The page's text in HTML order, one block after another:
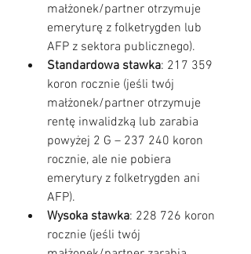
małżonek/partner otrzymuje
emeryturę z folketrygden lub
AFP z sektora publicznego).
Standardowa stawka: 217 359
koron rocznie (jeśli twój
małżonek/partner otrzymuje
rentę inwalidzką lub zarabia
powyżej 2 G – 237 240 koron
rocznie, ale nie pobiera
emerytury z folketrygden ani
AFP).
Wysoka stawka: 228 726 koron
rocznie (jeśli twój